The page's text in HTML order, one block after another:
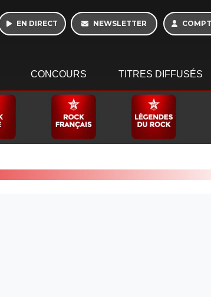
EN DIRECT NEWSLETTER
CONCOURS TITRES DIFFUSÉS